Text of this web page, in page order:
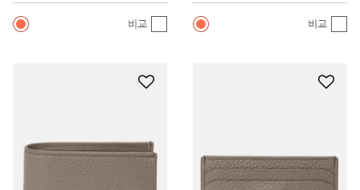
비교 비교